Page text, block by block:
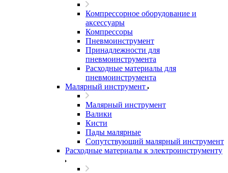
Компрессорное оборудование и
аксессуары
Компрессоры
Пневмоинструмент
Принадлежности для
пневмоинструмента
Расходные материалы для
пневмоинструмента
Малярный инструмент
Малярный инструмент
Валики
Кисти
Пады малярные
Сопутствующий малярный инструмент
Расходные материалы к электроинструменту